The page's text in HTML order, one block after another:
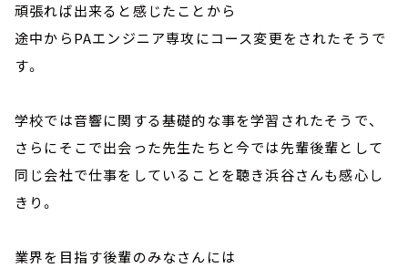
頑張れば出来ると感じたことから
途中からPAエンジニア専攻にコース変更をされたそうで
す。
学校では音響に関する基礎的な事を学習されたそうで、
さらにそこで出会った先生たちと今では先輩後輩として
同じ会社で仕事をしていることを聴き浜谷さんも感心し
きり。
業界を目指す後輩のみなさんには